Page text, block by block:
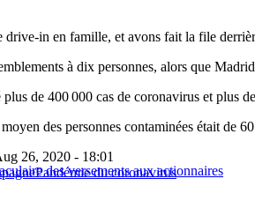
drive-in en famille, et avons fait la file
à dix personnes, alors que
de 400 000 cas de coronavirus et plus
des personnes contaminées était de
des versements aux actionnaires
26, 2020 - 18:01
Pandémie du coronavirus